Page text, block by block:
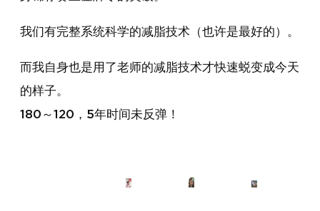
我们有完整系统科学的减脂技术（也许是最好的）。
而我自身也是用了老师的减脂技术才快速蜕变成今天
的样子。
180～120，5年时间未反弹！